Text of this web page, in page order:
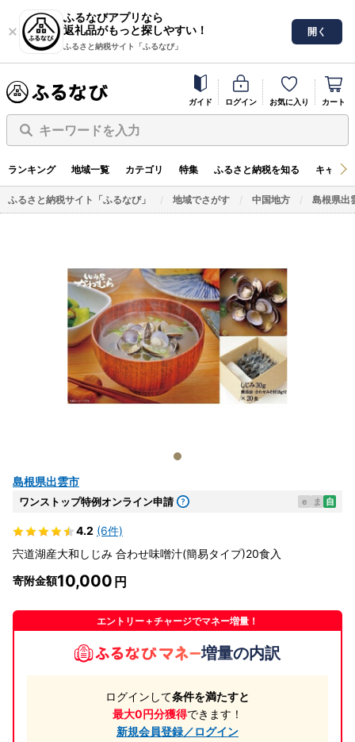
ふるなびアプリなら
返礼品がもっと探しやすい！
ふるさと納税サイト「ふるなび」
開く
ガイド ログイン お気に入り カート
キーワードを入力
ランキング 地域一覧 カテゴリ 特集 ふるさと納税を知る キャン
ふるさと納税サイト「ふるなび」 地域でさがす 中国地方 島根県出
島根県出雲市
ワンストップ特例オンライン申請 e ま 自
4.2 (6件)
宍道湖産大和しじみ 合わせ味噌汁(簡易タイプ)20食入
寄附金額10,000
エントリー＋チャージでマネー増量！
増量の内訳
ログインして条件を満たすと
最大0円分獲得できます！
新規会員登録／ログイン